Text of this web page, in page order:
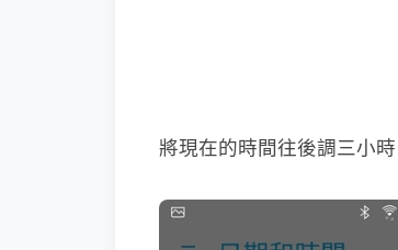
將現在的時間往後調三小